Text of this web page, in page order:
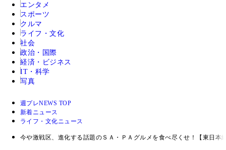
エンタメ
スポーツ
クルマ
ライフ・文化
社会
政治・国際
経済・ビジネス
IT・科学
写真
週プレNEWS TOP
新着ニュース
ライフ・文化ニュース
今や激戦区、進化する話題のＳＡ・ＰＡグルメを食べ尽くせ！【東日本